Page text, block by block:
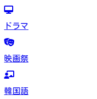
ドラマ
映画祭
韓国語